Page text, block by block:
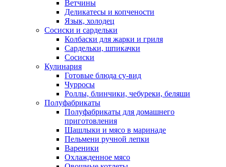
Ветчины
Деликатесы и копчености
Язык, холодец
Сосиски и сардельки
Колбаски для жарки и гриля
Сардельки, шпикачки
Сосиски
Кулинария
Готовые блюда су-вид
Чурросы
Роллы, блинчики, чебуреки, беляши
Полуфабрикаты
Полуфабрикаты для домашнего
приготовления
Шашлыки и мясо в маринаде
Пельмени ручной лепки
Вареники
Охлажденное мясо